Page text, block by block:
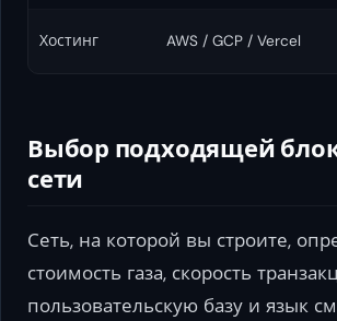
Хостинг AWS / GCP / Vercel
Выбор подходящей
сети
Сеть, на которой вы строите,
стоимость газа, скорость
пользовательскую базу и язык